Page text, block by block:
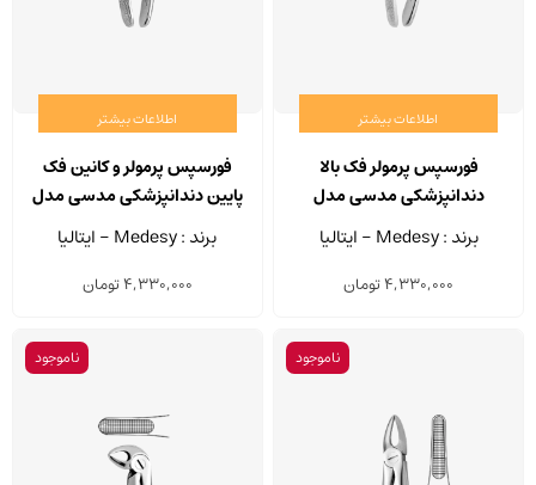
اطلاعات بیشتر
فورسپس پرمولر فک بالا
دندانپزشکی مدسی مدل
2500/7
برند : Medesy - ایتالیا
4,330,000تومان
اطلاعات بیشتر
فورسپس پرمولر و کانین فک
پایین دندانپزشکی مدسی مدل
2500/13
برند : Medesy - ایتالیا
4,330,000تومان
ناموجود ناموجود